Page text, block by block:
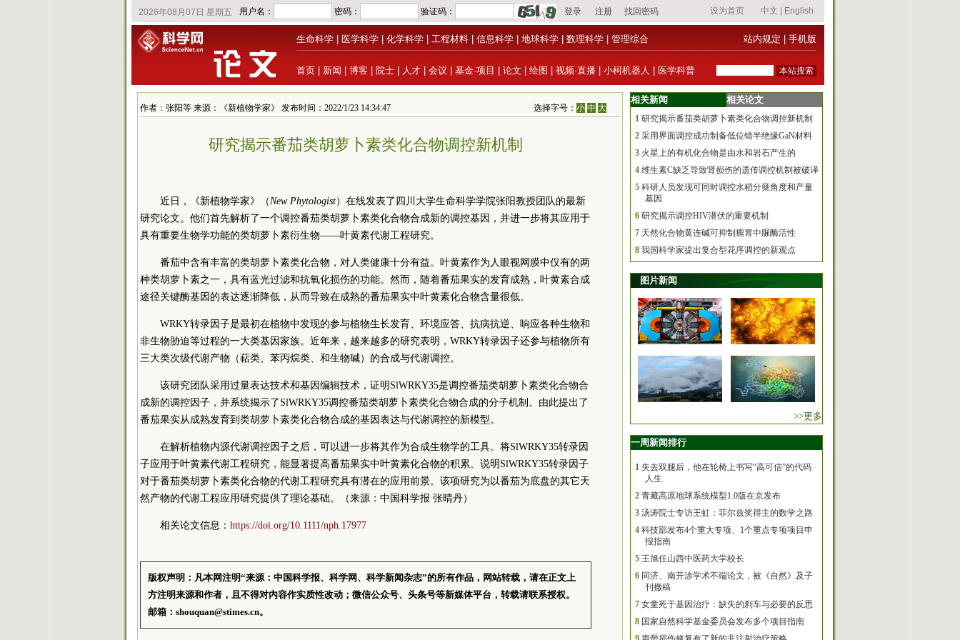
生命科学 医学科学 化学科学 工程材料 信息科学 地球科学 数理科学 管理综合 站内规定 手机版
首页 新闻 博客 院士 人才 会议 基金·项目 论文 绘图 视频·直播 小柯机器人 医学科普
作者：张阳等 来源：《新植物学家》 发布时间：2022/1/23 14:34:47 选择字号：小 中 大
研究揭示番茄类胡萝卜素类化合物调控新机制
近日，《新植物学家》（New Phytologist）在线发表了四川大学生命科学学院张阳教授团队的最新
研究论文。他们首先解析了一个调控番茄类胡萝卜素类化合物合成新的调控基因，并进一步将其应用于
具有重要生物学功能的类胡萝卜素衍生物——叶黄素代谢工程研究。
番茄中含有丰富的类胡萝卜素类化合物，对人类健康十分有益。叶黄素作为人眼视网膜中仅有的两
种类胡萝卜素之一，具有蓝光过滤和抗氧化损伤的功能。然而，随着番茄果实的发育成熟，叶黄素合成
途径关键酶基因的表达逐渐降低，从而导致在成熟的番茄果实中叶黄素化合物含量很低。
WRKY转录因子是最初在植物中发现的参与植物生长发育、环境应答、抗病抗逆、响应各种生物和
非生物胁迫等过程的一大类基因家族。近年来，越来越多的研究表明，WRKY转录因子还参与植物所有
三大类次级代谢产物（萜类、苯丙烷类、和生物碱）的合成与代谢调控。
该研究团队采用过量表达技术和基因编辑技术，证明SlWRKY35是调控番茄类胡萝卜素类化合物合
成新的调控因子，并系统揭示了SlWRKY35调控番茄类胡萝卜素类化合物合成的分子机制。由此提出了
番茄果实从成熟发育到类胡萝卜素类化合物合成的基因表达与代谢调控的新模型。
在解析植物内源代谢调控因子之后，可以进一步将其作为合成生物学的工具。将SlWRKY35转录因
子应用于叶黄素代谢工程研究，能显著提高番茄果实中叶黄素化合物的积累。说明SlWRKY35转录因子
对于番茄类胡萝卜素类化合物的代谢工程研究具有潜在的应用前景。该项研究为以番茄为底盘的其它天
然产物的代谢工程应用研究提供了理论基础。（来源：中国科学报 张晴丹）
相关论文信息： https://doi.org/10.1111/nph.17977
版权声明：凡本网注明“来源：中国科学报、科学网、科学新闻杂志”的所有作品，网站转载，请在正文上
方注明来源和作者，且不得对内容作实质性改动；微信公众号、头条号等新媒体平台，转载请联系授权。
邮箱：shouquan@stimes.cn。
相关新闻 相关论文
1 研究揭示番茄类胡萝卜素类化合物调控新机制
2 采用界面调控成功制备低位错半绝缘GaN材料
3 火星上的有机化合物是由水和岩石产生的
4 维生素C缺乏导致肾损伤的遗传调控机制被破译
5 科研人员发现可同时调控水稻分蘖角度和产量
基因
6 研究揭示调控HIV潜伏的重要机制
7 天然化合物黄连碱可抑制瘤胃中脲酶活性
8 我国科学家提出复合型花序调控的新观点
图片新闻
>>更多
一周新闻排行
1 失去双腿后，他在轮椅上书写“高可信”的代码
人生
2 青藏高原地球系统模型1.0版在京发布
3 汤涛院士专访王虹：菲尔兹奖得主的数学之路
4 科技部发布4个重大专项、1个重点专项项目申
报指南
5 王旭任山西中医药大学校长
6 同济、南开涉学术不端论文，被《自然》及子
刊撤稿
7 女童死于基因治疗：缺失的刹车与必要的反思
8 国家自然科学基金委员会发布多个项目指南